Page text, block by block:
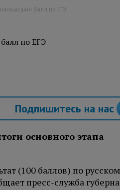
балл по ЕГЭ
по ЕГЭ
Подпишитесь на нас
основного этапа
(100 баллов) по
пресс-служба